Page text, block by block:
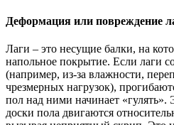
Деформация или повреждение
Лаги – это несущие балки, на
напольное покрытие. Если лаги
(например, из-за влажности,
чрезмерных нагрузок),
пол над ними начинает «гулять».
доски пола двигаются